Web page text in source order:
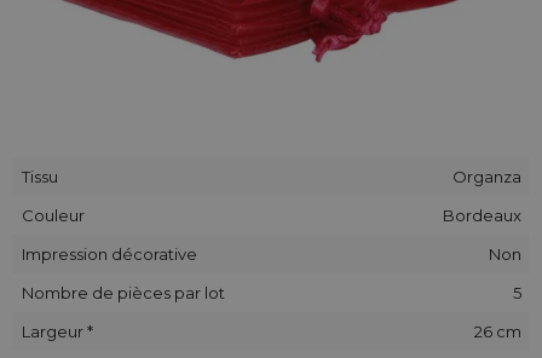
Tissu
Organza
Couleur
Bordeaux
Impression décorative
Non
Nombre de pièces par lot
5
Largeur *
26 cm